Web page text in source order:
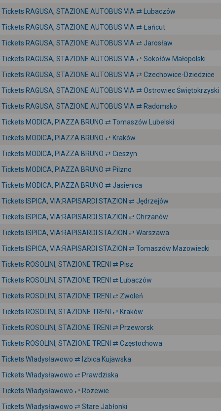
Tickets RAGUSA, STAZIONE AUTOBUS VIA ⇄ Lubaczów
Tickets RAGUSA, STAZIONE AUTOBUS VIA ⇄ Łańcut
Tickets RAGUSA, STAZIONE AUTOBUS VIA ⇄ Jarosław
Tickets RAGUSA, STAZIONE AUTOBUS VIA ⇄ Sokołów Małopolski
Tickets RAGUSA, STAZIONE AUTOBUS VIA ⇄ Czechowice-Dziedzice
Tickets RAGUSA, STAZIONE AUTOBUS VIA ⇄ Ostrowiec Świętokrzyski
Tickets RAGUSA, STAZIONE AUTOBUS VIA ⇄ Radomsko
Tickets MODICA, PIAZZA BRUNO ⇄ Tomaszów Lubelski
Tickets MODICA, PIAZZA BRUNO ⇄ Kraków
Tickets MODICA, PIAZZA BRUNO ⇄ Cieszyn
Tickets MODICA, PIAZZA BRUNO ⇄ Pilzno
Tickets MODICA, PIAZZA BRUNO ⇄ Jasienica
Tickets ISPICA, VIA:RAPISARDI STAZION ⇄ Jędrzejów
Tickets ISPICA, VIA:RAPISARDI STAZION ⇄ Chrzanów
Tickets ISPICA, VIA:RAPISARDI STAZION ⇄ Warszawa
Tickets ISPICA, VIA:RAPISARDI STAZION ⇄ Tomaszów Mazowiecki
Tickets ROSOLINI, STAZIONE TRENI ⇄ Pisz
Tickets ROSOLINI, STAZIONE TRENI ⇄ Lubaczów
Tickets ROSOLINI, STAZIONE TRENI ⇄ Zwoleń
Tickets ROSOLINI, STAZIONE TRENI ⇄ Kraków
Tickets ROSOLINI, STAZIONE TRENI ⇄ Przeworsk
Tickets ROSOLINI, STAZIONE TRENI ⇄ Częstochowa
Tickets Władysławowo ⇄ Izbica Kujawska
Tickets Władysławowo ⇄ Prawdziska
Tickets Władysławowo ⇄ Rozewie
Tickets Władysławowo ⇄ Stare Jabłonki